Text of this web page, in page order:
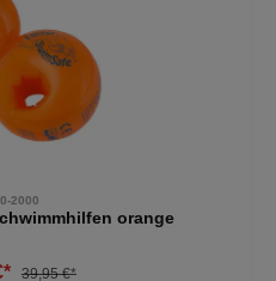
2000
orange
39,95 €*